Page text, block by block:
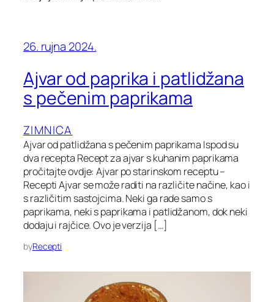
26. rujna 2024.
Ajvar od paprika i patlidžana
s pečenim paprikama
ZIMNICA
Ajvar od patlidžana s pečenim paprikama Ispod su
dva recepta Recept za ajvar s kuhanim paprikama
pročitajte ovdje: Ajvar po starinskom receptu –
Recepti Ajvar se može raditi na različite načine, kao i
s različitim sastojcima. Neki ga rade samo s
paprikama, neki s paprikama i patlidžanom, dok neki
dodaju i rajčice. Ovo je verzija […]
byRecepti